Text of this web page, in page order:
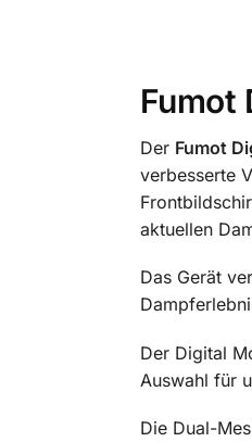
Fumot
Der Fumot
verbesserte
aktuellen
Das Gerät
Der Digital
Auswahl für
Die Dual-